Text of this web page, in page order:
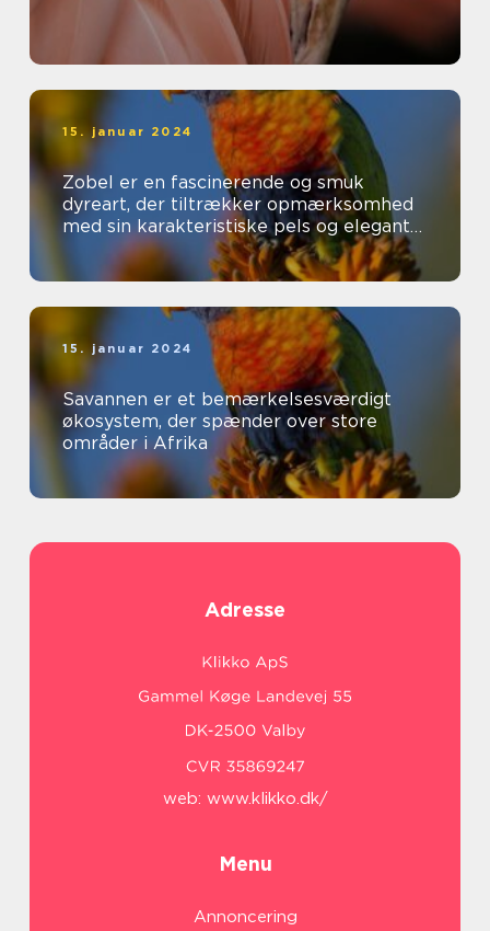
15. januar 2024
Zobel er en fascinerende og smuk
dyreart, der tiltrækker opmærksomhed
med sin karakteristiske pels og elegante
udseende
15. januar 2024
Savannen er et bemærkelsesværdigt
økosystem, der spænder over store
områder i Afrika
Adresse
web: www.klikko.dk/
Menu
Annoncering